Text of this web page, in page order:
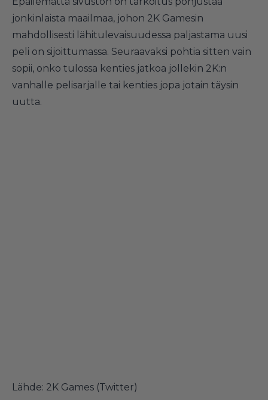
jonkinlaista maailmaa, johon 2K Gamesin
mahdollisesti lähitulevaisuudessa paljastama uusi
peli on sijoittumassa. Seuraavaksi pohtia sitten vain
sopii, onko tulossa kenties jatkoa jollekin 2K:n
vanhalle pelisarjalle tai kenties jopa jotain täysin
uutta.
Lähde: 2K Games (Twitter)